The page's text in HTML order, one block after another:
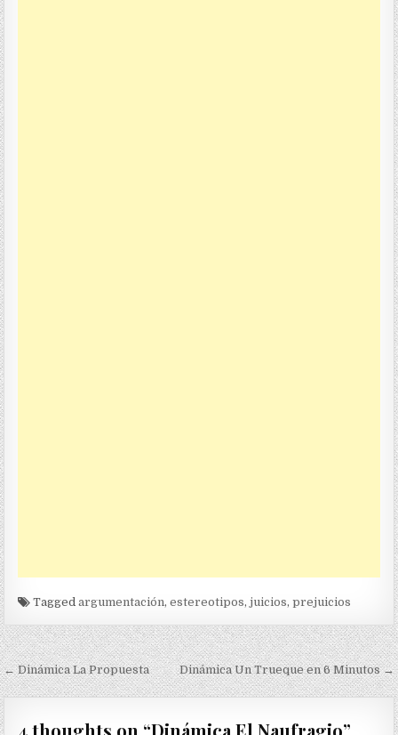
Taggedargumentación,estereotipos,juicios,prejuicios
Navegación
de
entradas
← Dinámica La Propuesta Dinámica Un Trueque en 6 Minutos →